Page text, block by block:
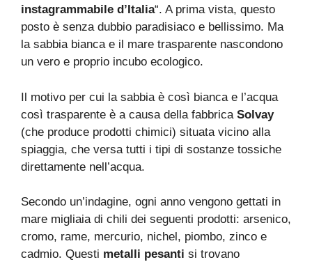
instagrammabile d’Italia“. A prima vista, questo
posto è senza dubbio paradisiaco e bellissimo. Ma
la sabbia bianca e il mare trasparente nascondono
un vero e proprio incubo ecologico.
Il motivo per cui la sabbia è così bianca e l’acqua
così trasparente è a causa della fabbrica Solvay
(che produce prodotti chimici) situata vicino alla
spiaggia, che versa tutti i tipi di sostanze tossiche
direttamente nell’acqua.
Secondo un’indagine, ogni anno vengono gettati in
mare migliaia di chili dei seguenti prodotti: arsenico,
cromo, rame, mercurio, nichel, piombo, zinco e
cadmio. Questi metalli pesanti si trovano